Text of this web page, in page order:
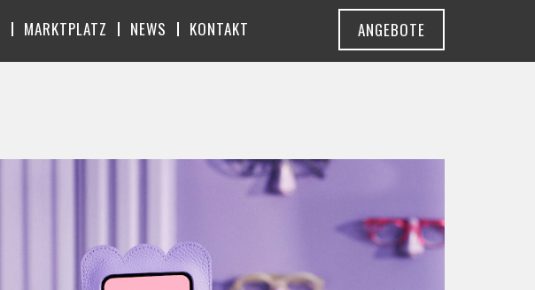
MARKTPLATZ NEWS KONTAKT ANGEBOTE